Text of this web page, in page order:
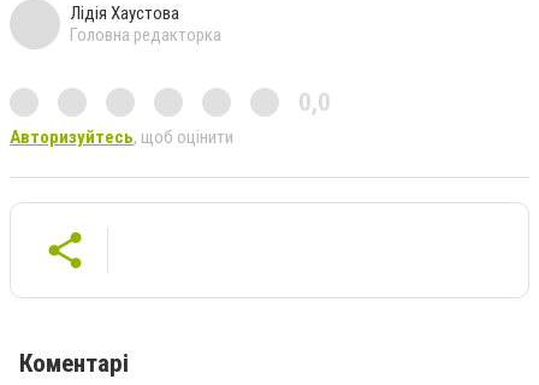
Лідія Хаустова
Головна редакторка
0,0
Авторизуйтесь, щоб оцінити
Коментарі